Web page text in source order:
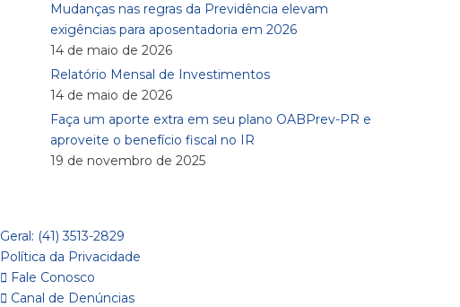
Mudanças nas regras da Previdência elevam
exigências para aposentadoria em 2026
14 de maio de 2026
Relatório Mensal de Investimentos
14 de maio de 2026
Faça um aporte extra em seu plano OABPrev-PR e
aproveite o benefício fiscal no IR
19 de novembro de 2025
Geral: (41) 3513-2829
Política da Privacidade
Fale Conosco
Canal de Denúncias